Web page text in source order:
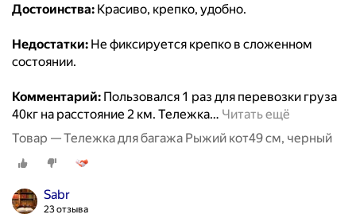
Достоинства: Красиво, крепко, удобно.
Недостатки: Не фиксируется крепко в сложенном
состоянии.
Комментарий: Пользовался 1 раз для перевозки груза
40кг на расстояние 2 км. Тележка… Читать ещё
Товар — Тележка для багажа Рыжий кот49 см, черный
Sabr
23 отзыва